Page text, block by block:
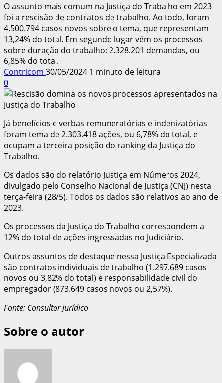
O assunto mais comum na Justiça do Trabalho em 2023
foi a rescisão de contratos de trabalho. Ao todo, foram
4.500.794 casos novos sobre o tema, que representam
13,24% do total. Em segundo lugar vêm os processos
sobre duração do trabalho: 2.328.201 demandas, ou
6,85% do total.
Contricom 30/05/2024 1 minuto de leitura
0
Já benefícios e verbas remuneratórias e indenizatórias
foram tema de 2.303.418 ações, ou 6,78% do total, e
ocupam a terceira posição do ranking da Justiça do
Trabalho.
Os dados são do relatório Justiça em Números 2024,
divulgado pelo Conselho Nacional de Justiça (CNJ) nesta
terça-feira (28/5). Todos os dados são relativos ao ano de
2023.
Os processos da Justiça do Trabalho correspondem a
12% do total de ações ingressadas no Judiciário.
Outros assuntos de destaque nessa Justiça Especializada
são contratos individuais de trabalho (1.297.689 casos
novos ou 3,82% do total) e responsabilidade civil do
empregador (873.649 casos novos ou 2,57%).
Fonte: Consultor Jurídico
Sobre o autor